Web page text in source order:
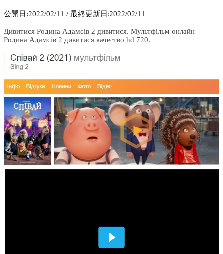
公開日:2022/02/11 / 最終更新日:2022/02/11
Дивитися Родина Адамсів 2 дивитися. Мультфільм онлайн
Родина Адамсів 2 дивитися качество hd 720.